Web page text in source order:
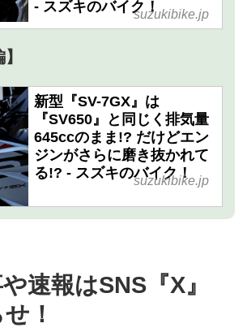
- スズキのバイク！suzukibike.jp
新型『SV-7GX』は
『SV650』と同じく排気量
645ccのまま!? だけどエン
ジンがさらに磨き抜かれて
る!? - スズキのバイク！
suzukibike.jp
速報はSNS『X』
！